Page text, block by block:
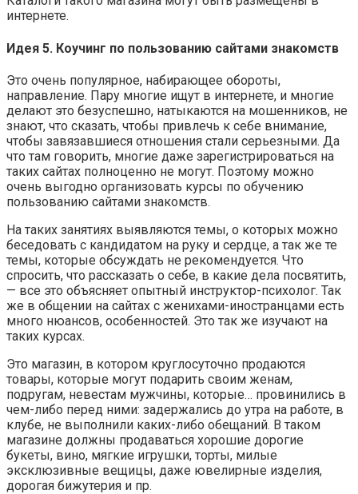
интернете.
Идея 5. Коучинг по пользованию сайтами знакомств
Это очень популярное, набирающее обороты,
направление. Пару многие ищут в интернете, и многие
делают это безуспешно, натыкаются на мошенников, не
знают, что сказать, чтобы привлечь к себе внимание,
чтобы завязавшиеся отношения стали серьезными. Да
что там говорить, многие даже зарегистрироваться на
таких сайтах полноценно не могут. Поэтому можно
очень выгодно организовать курсы по обучению
пользованию сайтами знакомств.
На таких занятиях выявляются темы, о которых можно
беседовать с кандидатом на руку и сердце, а так же те
темы, которые обсуждать не рекомендуется. Что
спросить, что рассказать о себе, в какие дела посвятить,
— все это объясняет опытный инструктор-психолог. Так
же в общении на сайтах с женихами-иностранцами есть
много нюансов, особенностей. Это так же изучают на
таких курсах.
Это магазин, в котором круглосуточно продаются
товары, которые могут подарить своим женам,
подругам, невестам мужчины, которые… провинились в
чем-либо перед ними: задержались до утра на работе, в
клубе, не выполнили каких-либо обещаний. В таком
магазине должны продаваться хорошие дорогие
букеты, вино, мягкие игрушки, торты, милые
эксклюзивные вещицы, даже ювелирные изделия,
дорогая бижутерия и пр.